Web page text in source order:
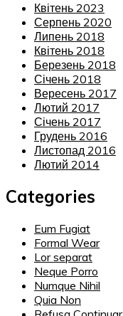
Квітень 2023
Серпень 2020
Липень 2018
Квітень 2018
Березень 2018
Січень 2018
Вересень 2017
Лютий 2017
Січень 2017
Грудень 2016
Листопад 2016
Лютий 2014
Categories
Eum Fugiat
Formal Wear
Lor separat
Neque Porro
Numque Nihil
Quia Non